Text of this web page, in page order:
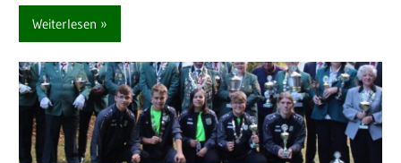
Weiterlesen